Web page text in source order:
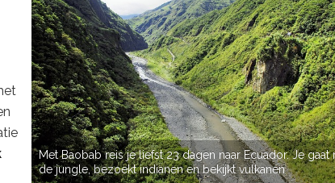
Met Baobab reis je liefst 23 dagen naar Ecuador. Je gaat
de jungle, bezoekt indianen en bekijkt vulkanen